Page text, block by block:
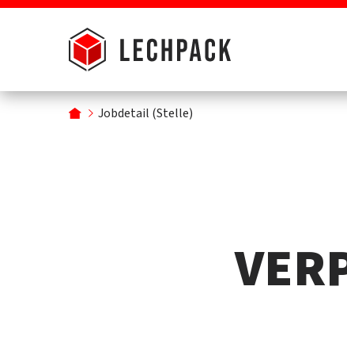
Jobdetail (Stelle)